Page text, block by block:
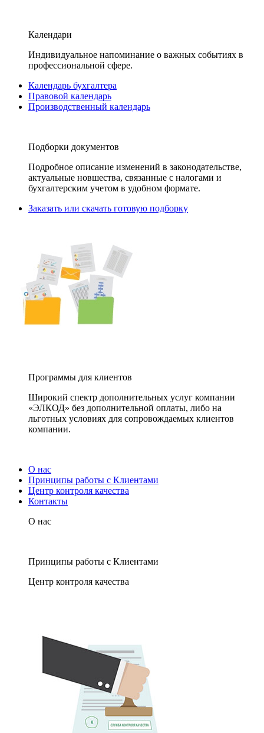
Календари
Индивидуальное напоминание о важных событиях в
профессиональной сфере.
Календарь бухгалтера
Правовой календарь
Производственный календарь
Подборки документов
Подробное описание изменений в законодательстве,
актуальные новшества, связанные с налогами и
бухгалтерским учетом в удобном формате.
Заказать или скачать готовую подборку
Программы для клиентов
Широкий спектр дополнительных услуг компании
«ЭЛКОД» без дополнительной оплаты, либо на
льготных условиях для сопровождаемых клиентов
компании.
О нас
Принципы работы с Клиентами
Центр контроля качества
Контакты
О нас
Принципы работы с Клиентами
Центр контроля качества